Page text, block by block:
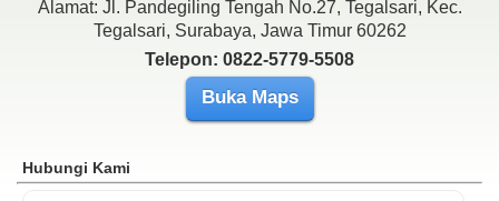
Alamat: Jl. Pandegiling Tengah No.27, Tegalsari, Kec.
Tegalsari, Surabaya, Jawa Timur 60262
Telepon: 0822-5779-5508
Buka Maps
Hubungi Kami